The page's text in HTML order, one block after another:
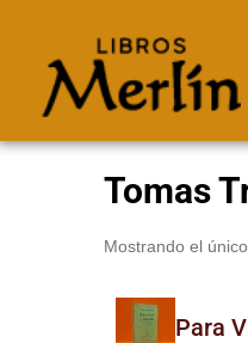
Tomas
Mostrando el
Para